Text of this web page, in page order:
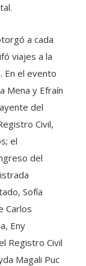
a cada
viajes a la
En el evento
Mena y Efraín
del
Civil,
el
del
Sofía
Carlos
Eny
Registro Civil
Magali Puc